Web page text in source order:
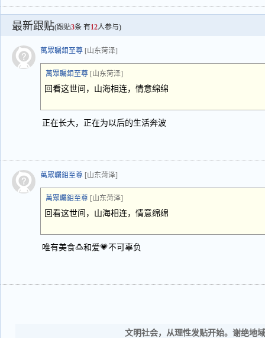
最新跟贴(跟贴3条 有12人参与)
萬眾矚鉬至尊 [山东菏泽]
萬眾矚鉬至尊 [山东菏泽]
回看这世间，山海相连，情意绵绵
正在长大，正在为以后的生活奔波
萬眾矚鉬至尊 [山东菏泽]
萬眾矚鉬至尊 [山东菏泽]
回看这世间，山海相连，情意绵绵
唯有美食🍮和爱💗不可辜负
文明社会，从理性发贴开始。谢绝地